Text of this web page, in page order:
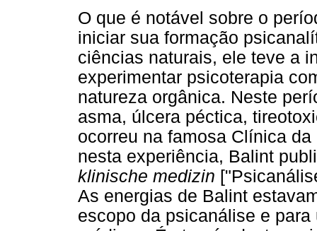
O que é notável sobre o
iniciar sua formação
ciências naturais, ele teve a
experimentar psicoterapia
natureza orgânica. Neste
asma, úlcera péctica,
ocorreu na famosa Clínica
nesta experiência, Balint
klinische medizin
As energias de Balint
escopo da psicanálise e